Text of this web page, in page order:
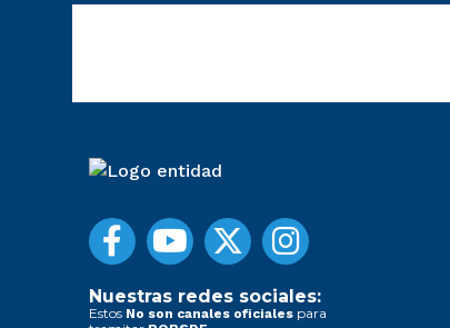
Nuestras redes sociales:
Estos No son canales oficiales para